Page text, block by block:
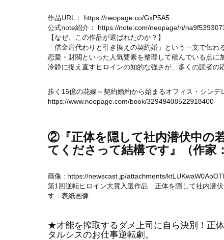
作品URL： https://neopage.co/GxP5A5
公式note紹介： https://note.com/neopage/n/
【なぜ、この作品が選ばれたのか？】
「借金肩代わりと引き換えの契約婚」という一文で伝
恋愛・財閥といった人気要素を整理して積んでいる点
冷静に捉え直すヒロインの知的な強さが、多くの読者の
歩く15億の花嫁～契約婚約から始まるオフィス・シンデ
https://www.neopage.com/book/32949408522918400
②『正体を隠して社内潜伏中の
てくださって結構です』（作家
画像 : https://newscast.jp/attachments/
第1回逆転ヒロイン大賞入選作品 正体を隠して社内潜
す 表紙画像
★才能を搾取するダメ上司に自ら決別！正
タルシスのお仕事逆転劇。